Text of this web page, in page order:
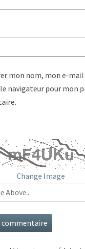
mon nom, mon e-
navigateur pour mon
Change Image